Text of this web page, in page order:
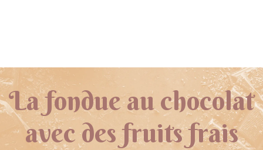
La fondue au chocolat
avec des fruits frais